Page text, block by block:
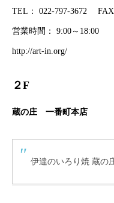
TEL： 022-797-3672 FAX
営業時間： 9:00～18:00
http://art-in.org/
２F
蔵の庄 一番町本店
伊達のいろり焼 蔵